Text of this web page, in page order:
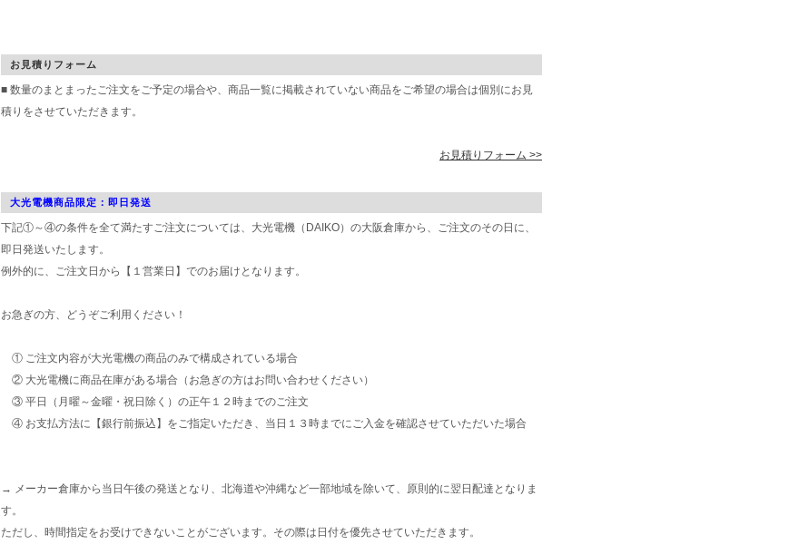
お見積りフォーム
■ 数量のまとまったご注文をご予定の場合や、商品一覧に掲載されていない商品をご希望の場合は個別にお見
積りをさせていただきます。
お見積りフォーム >>
大光電機商品限定：即日発送
下記①～④の条件を全て満たすご注文については、大光電機（DAIKO）の大阪倉庫から、ご注文のその日に、
即日発送いたします。
例外的に、ご注文日から【１営業日】でのお届けとなります。
お急ぎの方、どうぞご利用ください！
① ご注文内容が大光電機の商品のみで構成されている場合
② 大光電機に商品在庫がある場合（お急ぎの方はお問い合わせください）
③ 平日（月曜～金曜・祝日除く）の正午１２時までのご注文
④ お支払方法に【銀行前振込】をご指定いただき、当日１３時までにご入金を確認させていただいた場合
→ メーカー倉庫から当日午後の発送となり、北海道や沖縄など一部地域を除いて、原則的に翌日配達となりま
す。
ただし、時間指定をお受けできないことがございます。その際は日付を優先させていただきます。